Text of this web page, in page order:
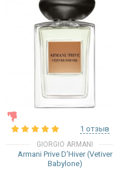
1 отзыв
GIORGIO ARMANI
Armani Prive D'Hiver (Vetiver
Babylone)